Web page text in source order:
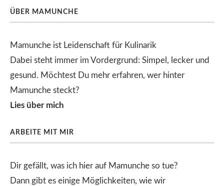
ÜBER MAMUNCHE
Mamunche ist Leidenschaft für Kulinarik
Dabei steht immer im Vordergrund: Simpel, lecker und
gesund. Möchtest Du mehr erfahren, wer hinter
Mamunche steckt?
Lies über mich
ARBEITE MIT MIR
Dir gefällt, was ich hier auf Mamunche so tue?
Dann gibt es einige Möglichkeiten, wie wir